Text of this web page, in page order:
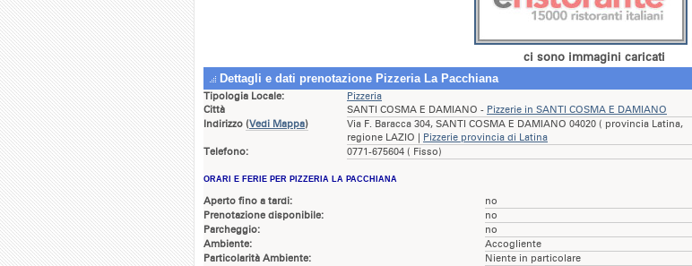
ci sono immagini caricati
Dettagli e dati prenotazione Pizzeria La Pacchiana
Tipologia Locale:
Pizzeria
Città
SANTI COSMA E DAMIANO - Pizzerie in SANTI COSMA E DAMIANO
Indirizzo (Vedi Mappa)
Via F. Baracca 304, SANTI COSMA E DAMIANO 04020 ( provincia Latina,
regione LAZIO | Pizzerie provincia di Latina
Telefono:
0771-675604 ( Fisso)
ORARI E FERIE PER PIZZERIA LA PACCHIANA
Aperto fino a tardi:
no
Prenotazione disponibile:
no
Parcheggio:
no
Ambiente:
Accogliente
Particolarità Ambiente:
Niente in particolare